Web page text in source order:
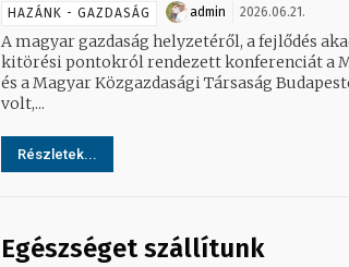
HAZÁNK - GAZDASÁG admin 2026.06.21.
A magyar gazdaság helyzetéről, a fejlődés
kitörési pontokról rendezett konferenciát a
és a Magyar Közgazdasági Társaság
volt,...
Részletek...
Egészséget szállítunk